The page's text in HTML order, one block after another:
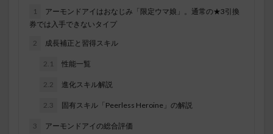
1
アーモンドアイはおなじみ「限定ウマ娘」。通常の★3引換
券では入手できないタイプ
2 成長補正と習得スキル
2.1 性能一覧
2.2 進化スキル解説
2.3 固有スキル「Peerless Heroine」の解説
3 アーモンドアイの総合評価